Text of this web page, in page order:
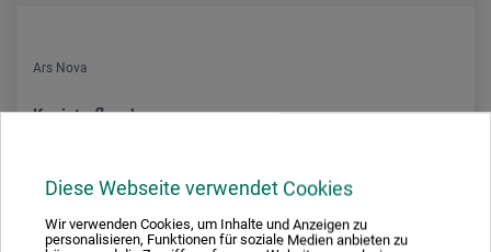
Diese Webseite verwendet Cookies
Wir verwenden Cookies, um Inhalte und Anzeigen zu
personalisieren, Funktionen für soziale Medien anbieten zu
Ars Nova
Kanisterflasche
2.60